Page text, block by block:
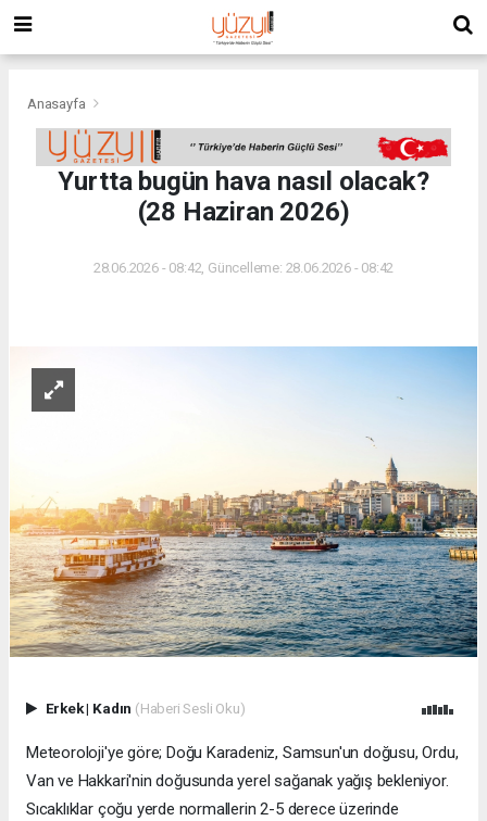
Anasayfa
Yurtta bugün hava nasıl olacak?
(28 Haziran 2026)
28.06.2026 - 08:42, Güncelleme: 28.06.2026 - 08:42
Erkek| Kadın (Haberi Sesli Oku)
Meteoroloji'ye göre; Doğu Karadeniz, Samsun'un doğusu, Ordu,
Van ve Hakkari'nin doğusunda yerel sağanak yağış bekleniyor.
Sıcaklıklar çoğu yerde normallerin 2-5 derece üzerinde